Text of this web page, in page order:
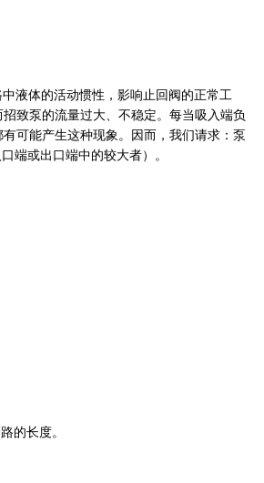
液体的活动惯性，影响止回阀的正常工
致泵的流量过大、不稳定。每当吸入端负
可能产生这种现象。因而，我们请求：泵
口端或出口端中的较大者）。
的长度。